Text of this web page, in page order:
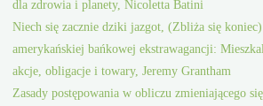
dla zdrowia i planety, Nicoletta Batini
Niech się zacznie dziki jazgot, (Zbliża się
amerykańskiej bańkowej ekstrawagancji:
akcje, obligacje i towary, Jeremy Grantham
Zasady postępowania w obliczu zmieniającego